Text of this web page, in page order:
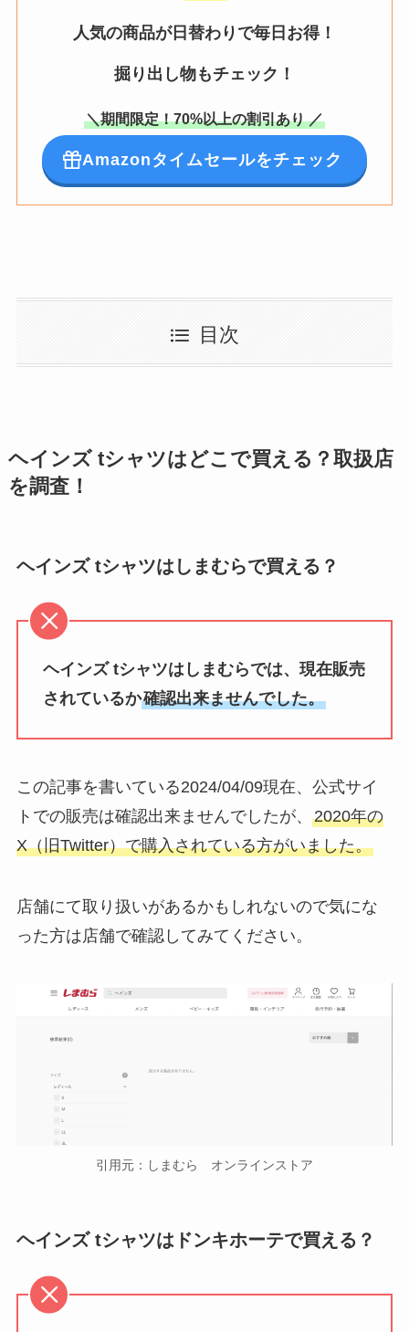
人気の商品が日替わりで毎日お得！
掘り出し物もチェック！
＼期間限定！70%以上の割引あり ／
Amazonタイムセールをチェック
目次
ヘインズ tシャツはどこで買える？取扱店
を調査！
ヘインズ tシャツはしまむらで買える？
ヘインズ tシャツはしまむらでは、現在販売
されているか確認出来ませんでした。
この記事を書いている2024/04/09現在、公式サイ
トでの販売は確認出来ませんでしたが、 2020年の
X（旧Twitter）で購入されている方がいました。
店舗にて取り扱いがあるかもしれないので気にな
った方は店舗で確認してみてください。
引用元：しまむら オンラインストア
ヘインズ tシャツはドンキホーテで買える？